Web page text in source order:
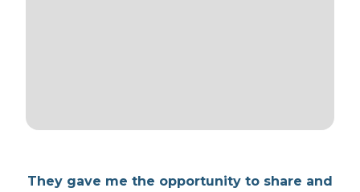
They gave me the opportunity to share and